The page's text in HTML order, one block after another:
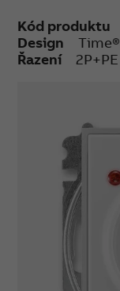
Kód produktu
Design
Time®
Řazení
2P+PE